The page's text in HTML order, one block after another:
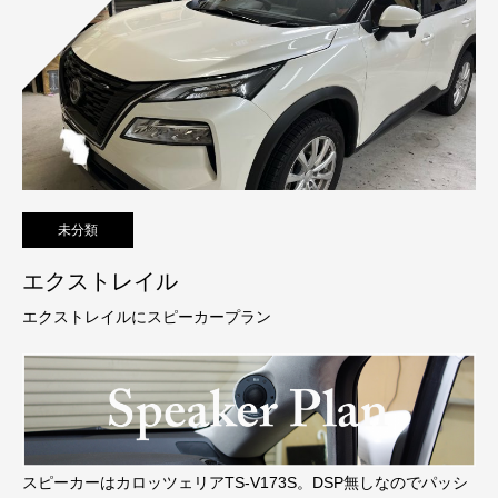
未分類
エクストレイル
エクストレイルにスピーカープラン
スピーカーはカロッツェリアTS-V173S。DSP無しなのでパッシ